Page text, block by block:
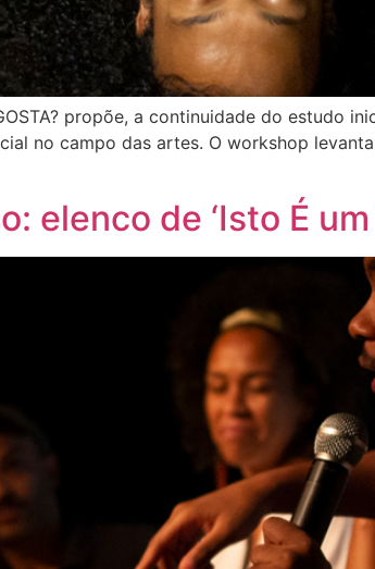
propõe, a continuidade do estudo
no campo das artes. O workshop
elenco de ‘Isto É um